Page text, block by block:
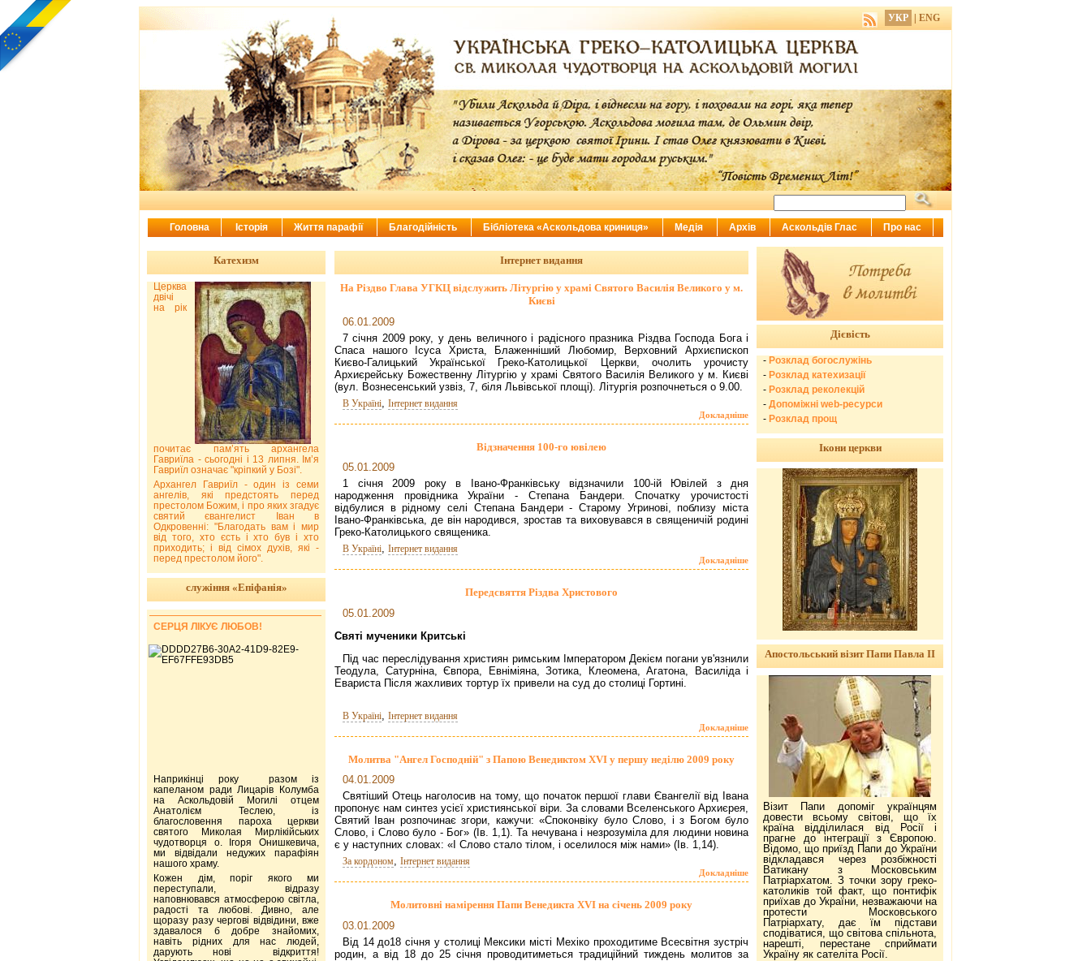
Інтернет видання
На Різдво Глава УГКЦ відслужить Літургію у храмі Святого Василія Великого у м.
Києві
06.01.2009
7 січня 2009 року, у день величного і радісного празника Різдва Господа Бога і
Спаса нашого Ісуса Христа, Блаженніший Любомир, Верховний Архиєпископ
Києво-Галицький Української Греко-Католицької Церкви, очолить урочисту
Архиєрейську Божественну Літургію у храмі Святого Василія Великого у м. Києві
(вул. Вознесенський узвіз, 7, біля Львівської площі). Літургія розпочнеться о 9.00.
В Україні Інтернет видання
Докладніше
Відзначення 100-го ювілею
05.01.2009
1 січня 2009 року в Івано-Франківську відзначили 100-ій Ювілей з дня
народження провідника України - Степана Бандери. Спочатку урочистості
відбулися в рідному селі Степана Бандери - Старому Угринові, поблизу міста
Івано-Франківська, де він народився, зростав та виховувався в священичій родині
Греко-Католицького священика.
В Україні, Інтернет видання
Докладніше
Передсвяття Різдва Христового
05.01.2009
Святі мученики Критські
Під час переслідування християн римським Імператором Декієм погани ув'язнили
Теодула, Сатурніна, Євпора, Евніміяна, Зотика, Клеомена, Агатона, Василіда і
Евариста Після жахливих тортур їх привели на суд до столиці Гортині.
В Україні Інтернет видання
Докладніше
Молитва "Ангел Господній" з Папою Венедиктом XVI у першу неділю 2009 року
04.01.2009
Святіший Отець наголосив на тому, що початок першої глави Євангелії від Івана
пропонує нам синтез усієї християнської віри. За словами Вселенського Архиєрея,
Святий Іван розпочинає згори, кажучи: «Споконвіку було Слово, і з Богом було
Слово, і Слово було - Бог» (Ів. 1,1). Та нечувана і незрозуміла для людини новина
є у наступних словах: «І Слово стало тілом, і оселилося між нами» (Ів. 1,14).
За кордоном, Інтернет видання
Докладніше
Молитовні намірення Папи Венедикта XVI на січень 2009 року
03.01.2009
Від 14 до18 січня у столиці Мексики місті Мехіко проходитиме Всесвітня зустріч
родин, а від 18 до 25 січня проводитиметься традиційний тиждень молитов за
Катехизм
Церква
двічі
на рік
почитає пам’ять архангела
Гавриїла - сьогодні і 13 липня. Ім’я
Гавриїл означає "кріпкий у Бозі".
Архангел Гавриїл - один із семи
ангелів, які предстоять перед
престолом Божим, і про яких згадує
святий євангелист Іван в
Одкровенні: "Благодать вам і мир
від того, хто єсть і хто був і хто
приходить; і від сімох духів, які -
перед престолом його".
служіння «Епіфанія»
СЕРЦЯ ЛІКУЄ ЛЮБОВ!
Наприкінці року разом із
капеланом ради Лицарів Колумба
на Аскольдовій Могилі отцем
Анатолієм Теслею, із
благословення пароха церкви
святого Миколая Мирлікійських
чудотворця о. Ігоря Онишкевича,
ми відвідали недужих парафіян
нашого храму.
Кожен дім, поріг якого ми
переступали, відразу
наповнювався атмосферою світла,
радості та любові. Дивно, але
щоразу разу чергові відвідини, вже
здавалося б добре знайомих,
навіть рідних для нас людей,
дарують нові відкриття!
Дієвість
- Розклад богослужінь
- Розклад катехизації
- Розклад реколекцій
- Допоміжні web-ресурси
- Розклад прощ
Ікони церкви
Апостольський візит Папи Павла ІІ
Візит Папи допоміг українцям
довести всьому світові, що їх
країна відділилася від Росії і
прагне до інтеграції з Європою.
Відомо, що приїзд Папи до України
відкладався через розбіжності
Ватикану з Московським
Патріархатом. З точки зору греко-
католиків той факт, що понтифік
приїхав до України, незважаючи на
протести Московського
Патріархату, дає їм підстави
сподіватися, що світова спільнота,
нарешті, перестане сприймати
Україну як сателіта Росії.
УКР ENG
Головна Історія Життя парафії Благодійність Бібліотека «Аскольдова криниця» Медія Архів Аскольдів Глас Про нас